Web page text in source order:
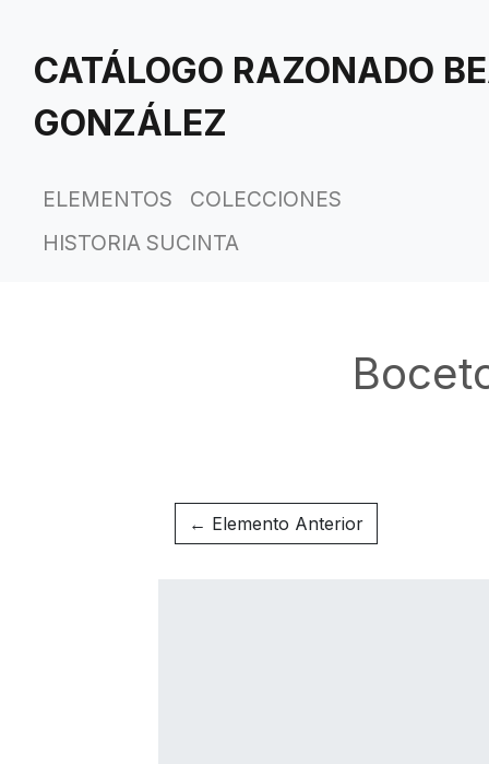
contenido
CATÁLOGO RAZONADO
GONZÁLEZ
ELEMENTOS
COLECCIONES
HISTORIA SUCINTA
← Elemento Anterior